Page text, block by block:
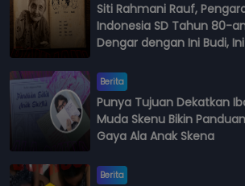
Siti Rahmani Rauf,
Indonesia SD Tahun 80-
Dengar dengan Ini Budi,
Berita
Punya Tujuan Dekatkan
Muda Skenu Bikin
Gaya Ala Anak Skena
Berita